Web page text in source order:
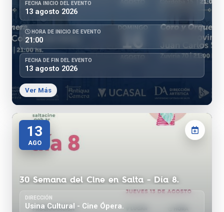
FECHA INICIO DEL EVENTO
13 agosto 2026
HORA DE INICIO DE EVENTO
21:00
FECHA DE FIN DEL EVENTO
13 agosto 2026
Ver Más
13
AGO
30 Semana del Cine en Salta - Día 8.
DIRECCIÓN
Usina Cultural - Cine Ópera.